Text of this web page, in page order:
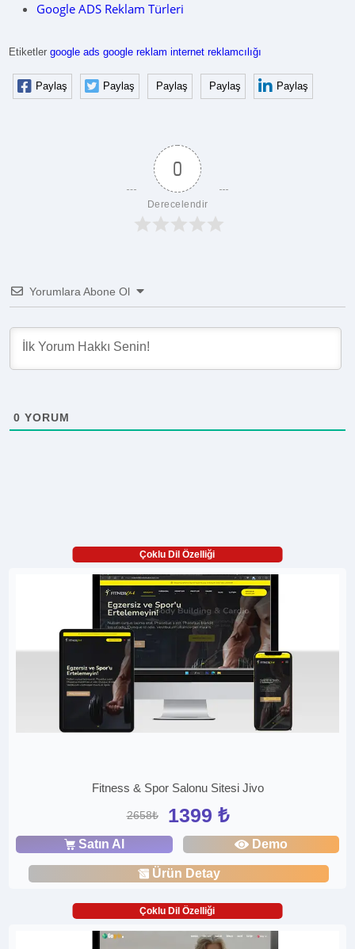
Google ADS Reklam Türleri
Etiketlergoogle ads google reklam internet reklamcılığı
Paylaş Paylaş Paylaş Paylaş Paylaş
0
Derecelendir
Yorumlara Abone Ol
0 YORUM
Çoklu Dil Özelliği
Fitness & Spor Salonu Sitesi Jivo
2658₺ 1399 ₺
Satın Al Demo
Ürün Detay
Çoklu Dil Özelliği